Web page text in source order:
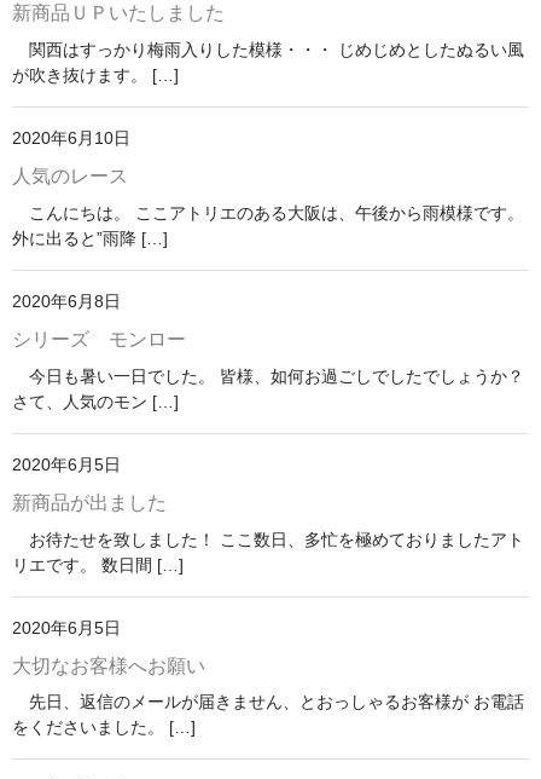
新商品ＵＰいたしました
関西はすっかり梅雨入りした模様・・・ じめじめとしたぬるい風
が吹き抜けます。 […]
2020年6月10日
人気のレース
こんにちは。 ここアトリエのある大阪は、午後から雨模様です。
外に出ると”雨降 […]
2020年6月8日
シリーズ モンロー
今日も暑い一日でした。 皆様、如何お過ごしでしたでしょうか？
さて、人気のモン […]
2020年6月5日
新商品が出ました
お待たせを致しました！ ここ数日、多忙を極めておりましたアト
リエです。 数日間 […]
2020年6月5日
大切なお客様へお願い
先日、返信のメールが届きません、とおっしゃるお客様が お電話
をくださいました。 […]